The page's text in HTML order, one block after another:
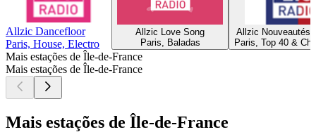
Allzic Dancefloor
Paris, House, Electro
Allzic Love Song
Paris, Baladas
Allzic Nouveautés
Paris, Top 40 &
Mais estações de Île-de-France
Mais estações de Île-de-France
Mais estações de Île-de-France